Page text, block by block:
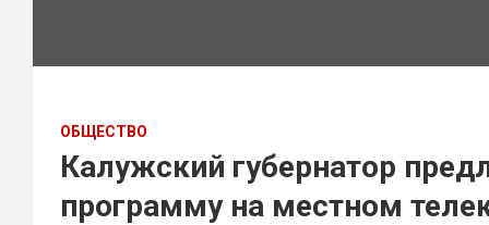
ОБЩЕСТВО
Калужский губернатор
программу на местном